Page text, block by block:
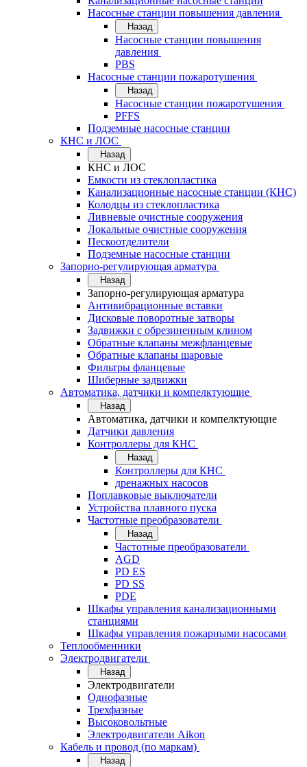
Насосные станции повышения давления
Назад
Насосные станции повышения
давления
PBS
Насосные станции пожаротушения
Назад
Насосные станции пожаротушения
PFFS
Подземные насосные станции
КНС и ЛОС
Назад
КНС и ЛОС
Емкости из стеклопластика
Канализационные насосные станции (КНС)
Колодцы из стеклопластика
Ливневые очистные сооружения
Локальные очистные сооружения
Пескоотделители
Подземные насосные станции
Запорно-регулирующая арматура
Назад
Запорно-регулирующая арматура
Антивибрационные вставки
Дисковые поворотные затворы
Задвижки с обрезиненным клином
Обратные клапаны межфланцевые
Обратные клапаны шаровые
Фильтры фланцевые
Шиберные задвижки
Автоматика, датчики и компелктующие
Назад
Автоматика, датчики и компелктующие
Датчики давления
Контроллеры для КНС
Назад
Контроллеры для КНС
дренажных насосов
Поплавковые выключатели
Устройства плавного пуска
Частотные преобразователи
Назад
Частотные преобразователи
AGD
PD ES
PD SS
PDE
Шкафы управления канализационными
станциями
Шкафы управления пожарными насосами
Теплообменники
Электродвигатели
Назад
Электродвигатели
Однофазные
Трехфазные
Высоковольтные
Электродвигатели Aikon
Кабель и провод (по маркам)
Назад